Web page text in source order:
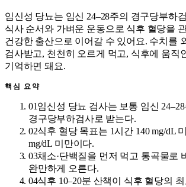
임신성 당뇨는 임신 24–28주의 경구당부하
식사 순서와 가벼운 운동으로 식후 혈당을
건강한 출산으로 이어갈 수 있어요. 수치를
검사받고, 천천히 오르게 먹고, 식후에 움직
기억하면 돼요.
핵심 요약
01임신성 당뇨 검사는 보통 임신
경구당부하검사로 받는다.
02식후 혈당 목표는 1시간 140 mg/dL
mg/dL 미만이다.
03채소·단백질을 먼저 먹고 통곡물로
완만하게 오른다.
04식후 10–20분 산책이 식후 혈당의